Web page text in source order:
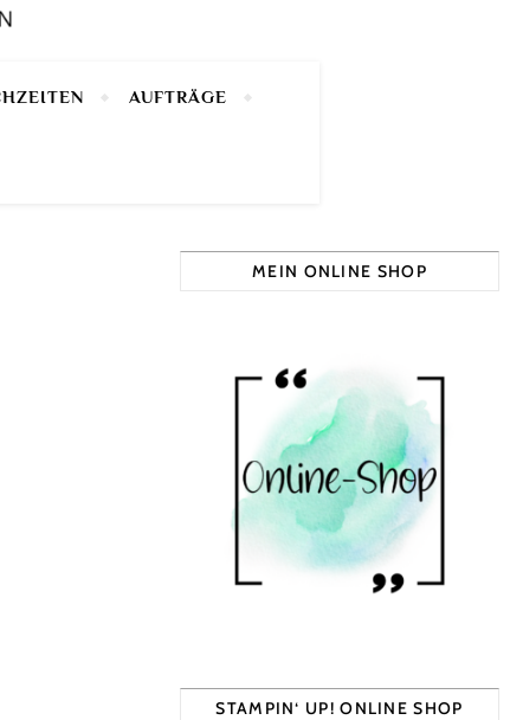
AUFTRÄGE
MEIN ONLINE SHOP
STAMPIN‘ UP! ONLINE SHOP